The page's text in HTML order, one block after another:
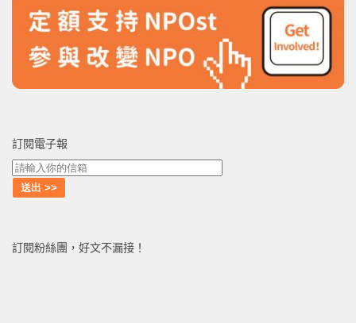
訂閱電子報
訂閱粉絲團，好文不漏接！